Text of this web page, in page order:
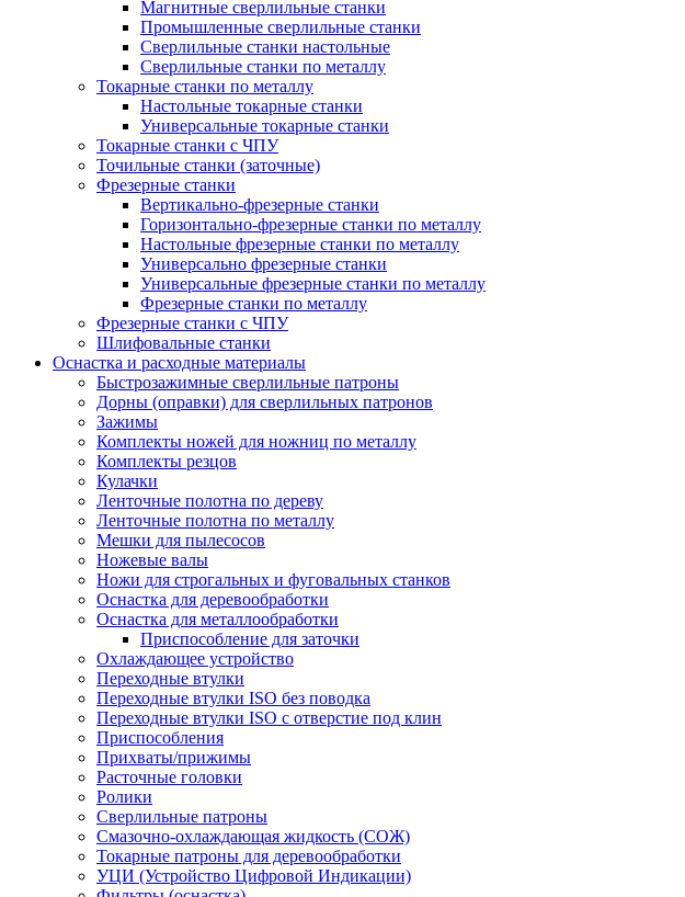
Магнитные сверлильные станки
Промышленные сверлильные станки
Сверлильные станки настольные
Сверлильные станки по металлу
Токарные станки по металлу
Настольные токарные станки
Универсальные токарные станки
Токарные станки с ЧПУ
Точильные станки (заточные)
Фрезерные станки
Вертикально-фрезерные станки
Горизонтально-фрезерные станки по металлу
Настольные фрезерные станки по металлу
Универсально фрезерные станки
Универсальные фрезерные станки по металлу
Фрезерные станки по металлу
Фрезерные станки с ЧПУ
Шлифовальные станки
Оснастка и расходные материалы
Быстрозажимные сверлильные патроны
Дорны (оправки) для сверлильных патронов
Зажимы
Комплекты ножей для ножниц по металлу
Комплекты резцов
Кулачки
Ленточные полотна по дереву
Ленточные полотна по металлу
Мешки для пылесосов
Ножевые валы
Ножи для строгальных и фуговальных станков
Оснастка для деревообработки
Оснастка для металлообработки
Приспособление для заточки
Охлаждающее устройство
Переходные втулки
Переходные втулки ISO без поводка
Переходные втулки ISO с отверстие под клин
Приспособления
Прихваты/прижимы
Расточные головки
Ролики
Сверлильные патроны
Смазочно-охлаждающая жидкость (СОЖ)
Токарные патроны для деревообработки
УЦИ (Устройство Цифровой Индикации)